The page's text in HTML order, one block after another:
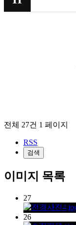
전체 27건 1 페이지
RSS
검색
이미지 목록
27
26